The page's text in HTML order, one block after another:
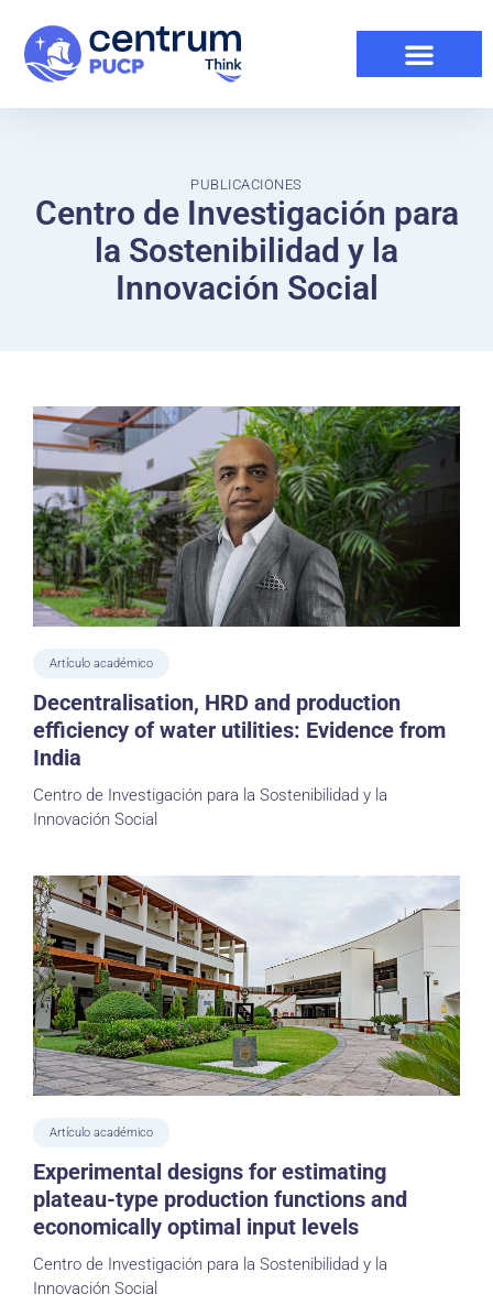
PUBLICACIONES
Centro de Investigación para
la Sostenibilidad y la
Innovación Social
Artículo académico
Decentralisation, HRD and production
efficiency of water utilities: Evidence from
India
Centro de Investigación para la Sostenibilidad y la
Innovación Social
Artículo académico
Experimental designs for estimating
plateau-type production functions and
economically optimal input levels
Centro de Investigación para la Sostenibilidad y la
Innovación Social